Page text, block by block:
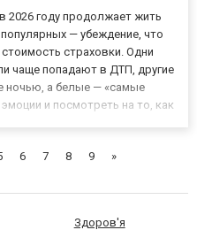
году продолжает жить
— убеждение, что
страховки. Одни
чаще попадают в ДТП, другие
ночью, а белые — «самые
и посмотреть на то, как
6 7 8 9 »
Здоров'я